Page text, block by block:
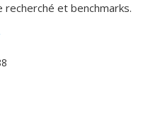
et benchmarks.